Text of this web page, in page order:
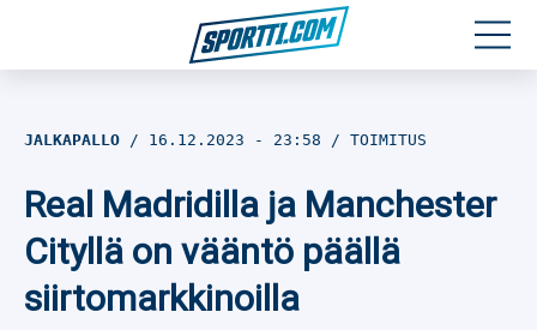
Jalkapallo
Yleisurheilu
JALKAPALLO 16.12.2023 - 23:58 TOIMITUS
Real Madridilla ja Manchester
Cityllä on vääntö päällä
siirtomarkkinoilla